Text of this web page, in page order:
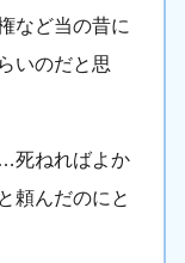
など当の昔に
いのだと思
死ねればよか
頼んだのにと